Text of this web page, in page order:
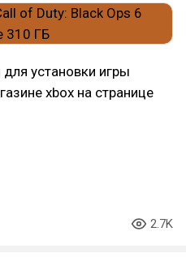
установки игры
xbox на странице
2.7K